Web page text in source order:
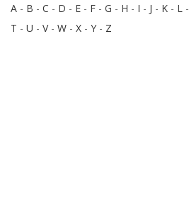
A - B - C - D - E - F - G - H - I - J - K - L -
T - U - V- W - X - Y - Z